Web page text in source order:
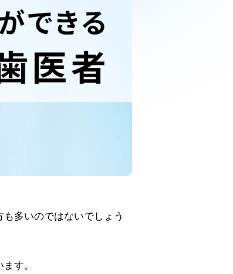
多いのではないでしょう
す。